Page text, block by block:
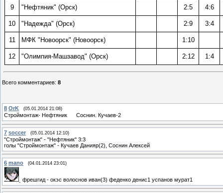
9 "Нефтяник" (Орск) 2:5 4:6
10 "Надежда" (Орск) 2:9 3:4
11 МФК "Новоорск" (Новоорск) 1:10
12 "Олимпия-Машзавод" (Орск) 2:12 1:4
Всего комментариев: 8
8 OrK (05.01.2014 21:08)
Строймонтаж- Нефтяник Соснин. Кучаев-2
7 soccer (05.01.2014 12:10)
"Строймонтаж" - "Нефтяник" 3:3
голы "Cтроймонтаж" - Кучаев Данияр(2), Соснин Алексей
6 mano (04.01.2014 23:01)
фрешгид - окэс волоснов иван(3) феденко денис1 успанов мурат1